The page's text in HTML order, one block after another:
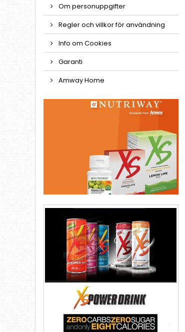
Om personuppgifter
Regler och villkor för användning
Info om Cookies
Garanti
Amway Home